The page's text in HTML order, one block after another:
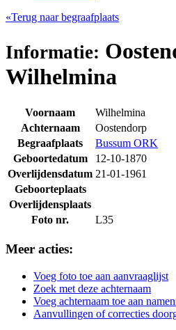
«Terug naar begraafplaats
Informatie:
Wilhelmina
Voornaam
Wilhelmina
Achternaam
Oostendorp
Begraafplaats
Bussum ORK
Geboortedatum
12-10-1870
Overlijdensdatum 21-01-1961
Geboorteplaats
Overlijdensplaats
Foto nr.
L35
Meer acties:
Voeg foto toe aan aanvraaglijst
Zoek met deze achternaam
Voeg achternaam toe aan
Aanvullingen of correcties